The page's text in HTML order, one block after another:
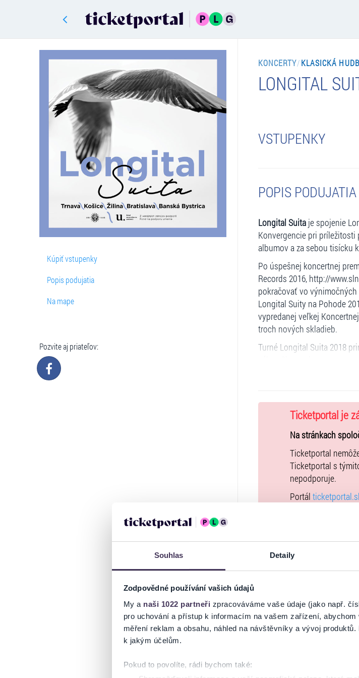
Souhlas Detaily
Zodpovědné používání vašich údajů
My a naši 1022 partneři zpracováváme vaše údaje (jako např.
pro uchování a přístup k informacím na vašem zařízení,
měření reklam a obsahu, náhled na návštěvníky a vývoj
k jakým účelům.
Pokud to povolíte, rádi bychom také:
Kúpiť vstupenky
Popis podujatia
Na mape
Pozvite aj priateľov:
KONCERTY/KLASICKÁ
LONGITAL
VSTUPENKY
POPIS PODUJATIA
Longital Suitaje spojenie
Konvergencie pri
albumov a za sebou tisícku
Po úspešnej koncertnej
Records 2016, http://
pokračovať vo
Longital Suity na Pohode
vypredanej veľkej
troch nových skladieb.
Turné Longital Suita 2018
Longital Suitu
Pôvodnú longitálsku
(bicie, piano) dopĺňa a
Solovic (viola) a Jozef
Z verejných zdrojov
Ticketportal je
Na stránkach
Ticketportal
Ticketportal s
nepodporuje.
Portál
uzatvárate
Kúpne ceny
Všeobecných
podujatie nie je
Usporiadateľ sa v
DSA) zaviazal
uplatniteľným
stránketu.